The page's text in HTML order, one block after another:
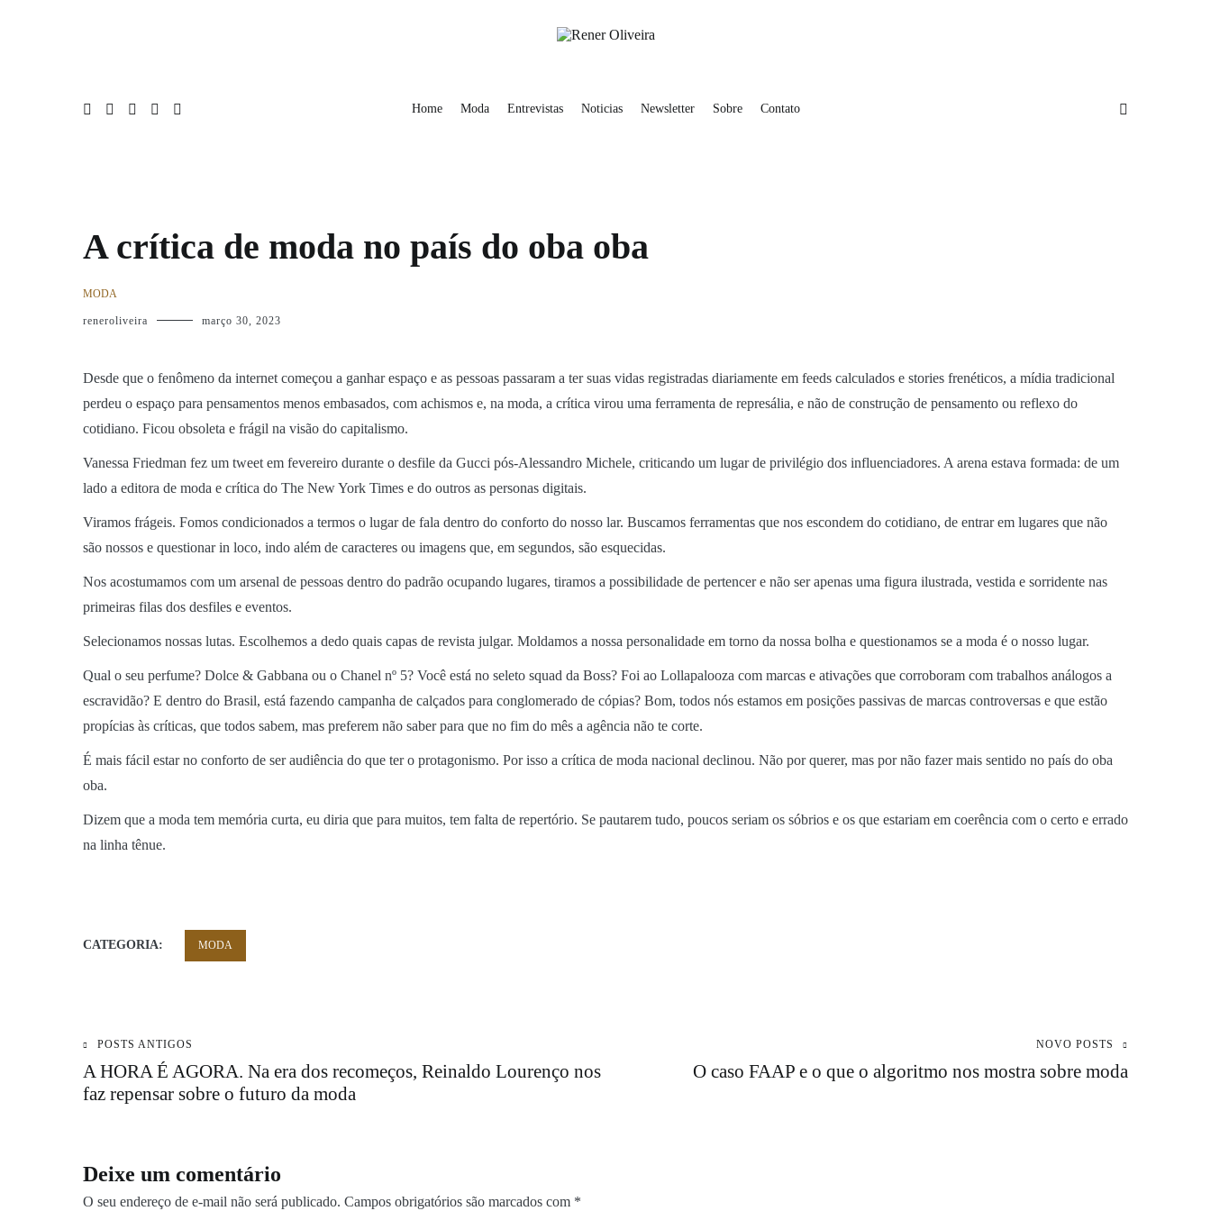
Home Moda Entrevistas Noticias Newsletter Sobre Contato
A crítica de moda no país do oba oba
MODA
reneroliveira março 30, 2023
Desde que o fenômeno da internet começou a ganhar espaço e as pessoas passaram a ter suas vidas registradas diariamente em feeds calculados e stories frenéticos, a mídia tradicional
perdeu o espaço para pensamentos menos embasados, com achismos e, na moda, a crítica virou uma ferramenta de represália, e não de construção de pensamento ou reflexo do
cotidiano. Ficou obsoleta e frágil na visão do capitalismo.
Vanessa Friedman fez um tweet em fevereiro durante o desfile da Gucci pós-Alessandro Michele, criticando um lugar de privilégio dos influenciadores. A arena estava formada: de um
lado a editora de moda e crítica do The New York Times e do outros as personas digitais.
Viramos frágeis. Fomos condicionados a termos o lugar de fala dentro do conforto do nosso lar. Buscamos ferramentas que nos escondem do cotidiano, de entrar em lugares que não
são nossos e questionar in loco, indo além de caracteres ou imagens que, em segundos, são esquecidas.
Nos acostumamos com um arsenal de pessoas dentro do padrão ocupando lugares, tiramos a possibilidade de pertencer e não ser apenas uma figura ilustrada, vestida e sorridente nas
primeiras filas dos desfiles e eventos.
Selecionamos nossas lutas. Escolhemos a dedo quais capas de revista julgar. Moldamos a nossa personalidade em torno da nossa bolha e questionamos se a moda é o nosso lugar.
Qual o seu perfume? Dolce & Gabbana ou o Chanel nº 5? Você está no seleto squad da Boss? Foi ao Lollapalooza com marcas e ativações que corroboram com trabalhos análogos a
escravidão? E dentro do Brasil, está fazendo campanha de calçados para conglomerado de cópias? Bom, todos nós estamos em posições passivas de marcas controversas e que estão
propícias às críticas, que todos sabem, mas preferem não saber para que no fim do mês a agência não te corte.
É mais fácil estar no conforto de ser audiência do que ter o protagonismo. Por isso a crítica de moda nacional declinou. Não por querer, mas por não fazer mais sentido no país do oba
oba.
Dizem que a moda tem memória curta, eu diria que para muitos, tem falta de repertório. Se pautarem tudo, poucos seriam os sóbrios e os que estariam em coerência com o certo e errado
na linha tênue.
CATEGORIA: MODA
Navegação
de
POSTS ANTIGOS
A HORA É AGORA. Na era dos recomeços, Reinaldo Lourenço nos
faz repensar sobre o futuro da moda
NOVO POSTS
O caso FAAP e o que o algoritmo nos mostra sobre moda
Deixe um comentário
O seu endereço de e-mail não será publicado. Campos obrigatórios são marcados com *